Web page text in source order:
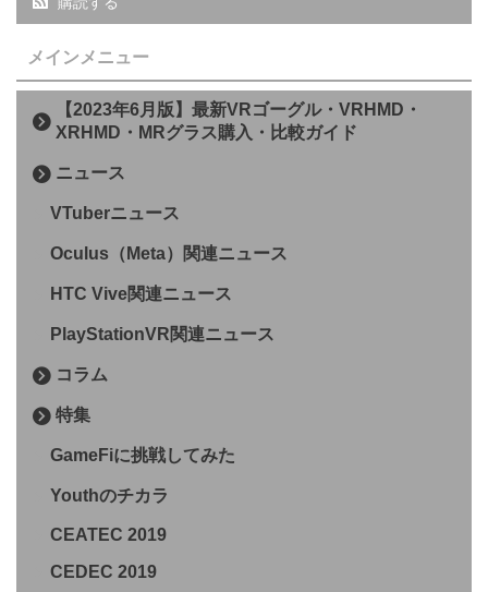
メインメニュー
【2023年6月版】最新VRゴーグル・VRHMD・
XRHMD・MRグラス購入・比較ガイド
ニュース
VTuberニュース
Oculus（Meta）関連ニュース
HTC Vive関連ニュース
PlayStationVR関連ニュース
コラム
特集
GameFiに挑戦してみた
Youthのチカラ
CEATEC 2019
CEDEC 2019